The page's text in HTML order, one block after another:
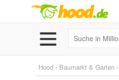
Hood › Baumarkt & Garten ›